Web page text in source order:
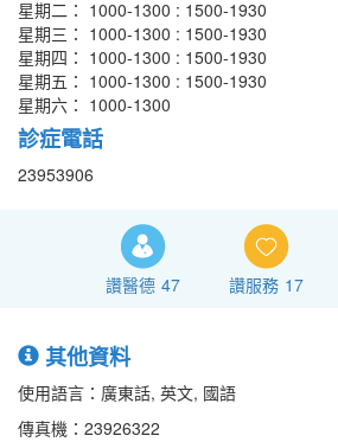
星期二： 1000-1300 : 1500-1930
星期三： 1000-1300 : 1500-1930
星期四： 1000-1300 : 1500-1930
星期五： 1000-1300 : 1500-1930
星期六： 1000-1300
診症電話
23953906
讚醫德 47 讚服務 17
其他資料
使用語言：廣東話, 英文, 國語
傳真機：23926322